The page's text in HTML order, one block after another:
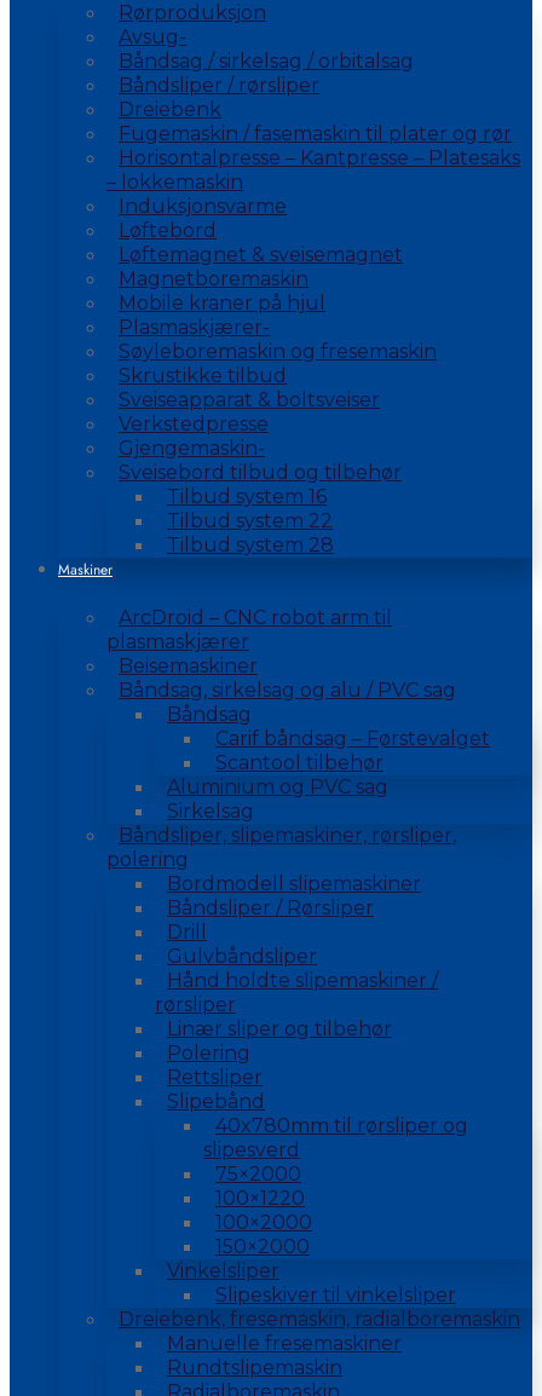
Rørproduksjon
Avsug-
Båndsag / sirkelsag / orbitalsag
Båndsliper / rørsliper
Dreiebenk
Fugemaskin / fasemaskin til plater og rør
Horisontalpresse – Kantpresse – Platesaks
– lokkemaskin
Induksjonsvarme
Løftebord
Løftemagnet & sveisemagnet
Magnetboremaskin
Mobile kraner på hjul
Plasmaskjærer-
Søyleboremaskin og fresemaskin
Skrustikke tilbud
Sveiseapparat & boltsveiser
Verkstedpresse
Gjengemaskin-
Sveisebord tilbud og tilbehør
Tilbud system 16
Tilbud system 22
Tilbud system 28
Maskiner
ArcDroid – CNC robot arm til
plasmaskjærer
Beisemaskiner
Båndsag, sirkelsag og alu / PVC sag
Båndsag
Carif båndsag – Førstevalget
Scantool tilbehør
Aluminium og PVC sag
Sirkelsag
Båndsliper, slipemaskiner, rørsliper,
polering
Bordmodell slipemaskiner
Båndsliper / Rørsliper
Drill
Gulvbåndsliper
Hånd holdte slipemaskiner /
rørsliper
Linær sliper og tilbehør
Polering
Rettsliper
Slipebånd
40x780mm til rørsliper og
slipesverd
75×2000
100×1220
100×2000
150×2000
Vinkelsliper
Slipeskiver til vinkelsliper
Dreiebenk, fresemaskin, radialboremaskin
Manuelle fresemaskiner
Rundtslipemaskin